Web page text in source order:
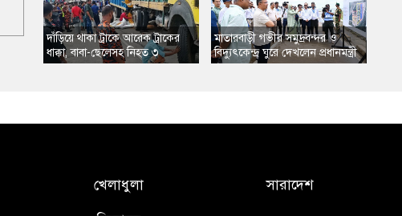
দাঁড়িয়ে থাকা ট্রাকে আরেক ট্রাকের
ধাক্কা, বাবা-ছেলেসহ নিহত ৩
​মাতারবাড়ী গভীর সমুদ্রবন্দর ও
বিদ্যুৎকেন্দ্র ঘুরে দেখলেন প্রধানমন্ত্রী
খেলাধুলা
সারাদেশ